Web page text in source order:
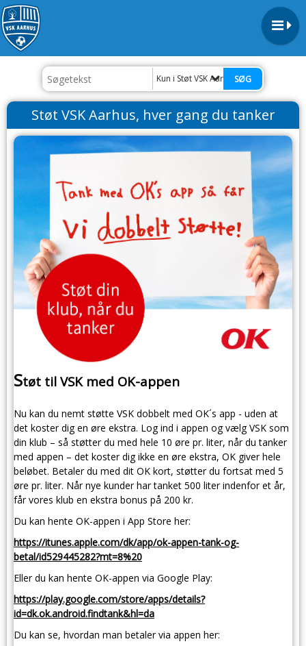
Kun i Støt VSK Aarhus, hver gang du
Støt VSK Aarhus, hver gang du tanker
Støt til VSK med OK-appen
Nu kan du nemt støtte VSK dobbelt med OK´s app - uden at
det koster dig en øre ekstra. Log ind i appen og vælg VSK som
din klub – så støtter du med hele 10 øre pr. liter, når du tanker
med appen – det koster dig ikke en øre ekstra, OK giver hele
beløbet. Betaler du med dit OK kort, støtter du fortsat med 5
øre pr. liter. Når nye kunder har tanket 500 liter indenfor et år,
får vores klub en ekstra bonus på 200 kr.
Du kan hente OK-appen i App Store her:
https://itunes.apple.com/dk/app/ok-appen-tank-og-
betal/id529445282?mt=8%20
Eller du kan hente OK-appen via Google Play:
https://play.google.com/store/apps/details?
id=dk.ok.android.findtank&hl=da
Du kan se, hvordan man betaler via appen her: